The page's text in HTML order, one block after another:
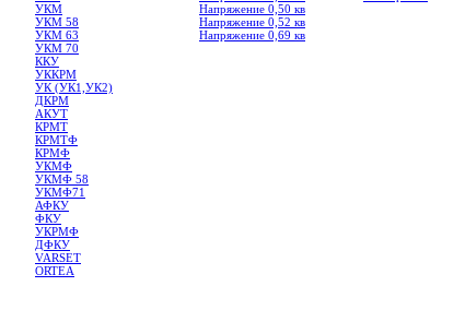
УКМ
УКМ 58
УКМ 63
УКМ 70
ККУ
УККРМ
УК (УК1,УК2)
ДКРМ
АКУТ
КРМТ
КРМТФ
КРМФ
УКМФ
УКМФ 58
УКМФ71
АФКУ
ФКУ
УКРМФ
ДФКУ
VARSET
ORTEA
Напряжение 0,50 кв
Напряжение 0,52 кв
Напряжение 0,69 кв